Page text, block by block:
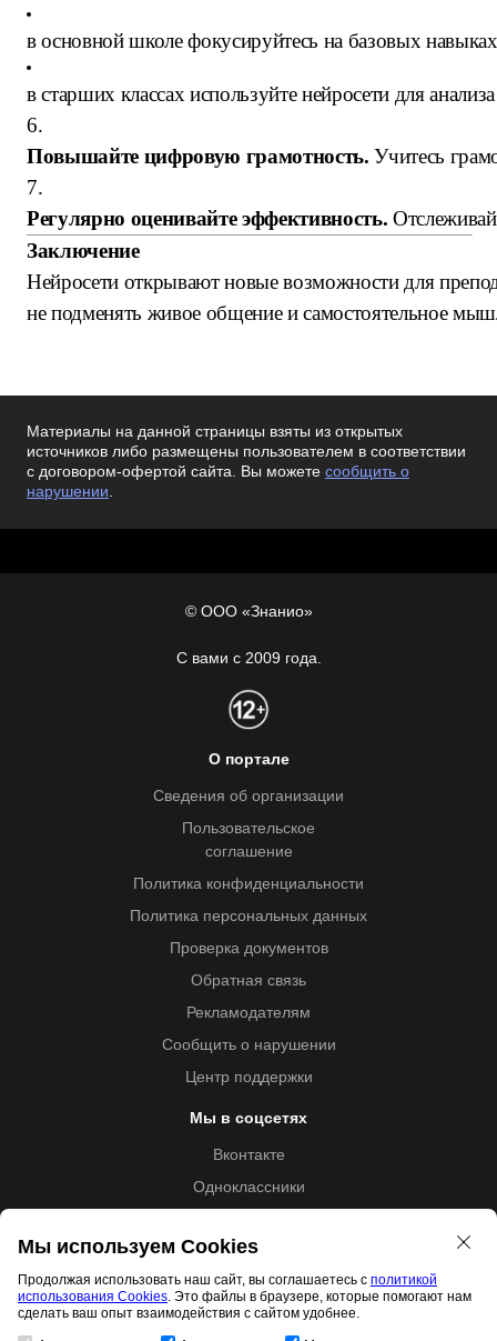
в основной школе фокусируйтесь на базовых
в старших классах используйте нейросети для
6.
Повышайте цифровую грамотность. Учитесь
7.
Регулярно оценивайте эффективность.
Заключение
Нейросети открывают новые возможности для
не подменять живое общение и самостоятельное
Материалы на данной страницы взяты из открытых
источников либо размещены пользователем в соответствии
с договором-офертой сайта. Вы можете сообщить о
нарушении.
© ООО «Знанио»
С вами с 2009 года.
О портале
Сведения об организации
Пользовательское
соглашение
Политика конфиденциальности
Политика персональных данных
Проверка документов
Обратная связь
Рекламодателям
Сообщить о нарушении
Центр поддержки
Мы в соцсетях
Вконтакте
Одноклассники
Образовательная лицензия №5257 от 09.09.2020 (Л035-
01253-67/00192487)
Мы используем Cookies
Продолжая использовать наш сайт, вы соглашаетесь с политикой
использования Cookies. Это файлы в браузере, которые помогают нам
сделать ваш опыт взаимодействия с сайтом удобнее.